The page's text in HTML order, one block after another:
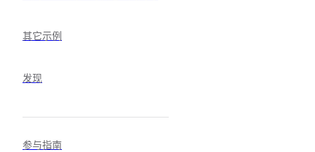
其它示例
发现
参与指南